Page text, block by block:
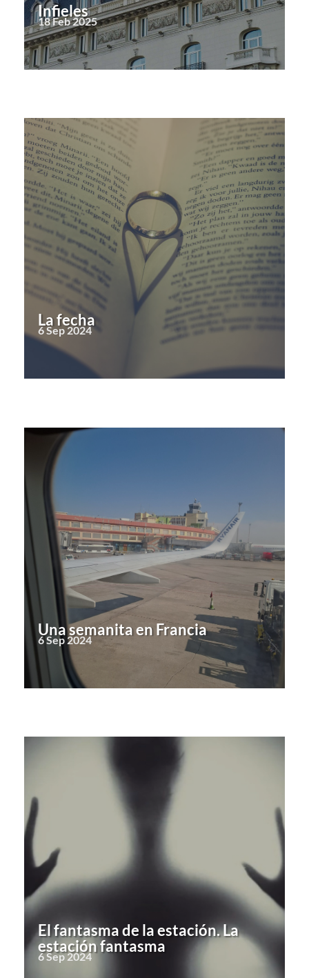
Infieles
18 Feb 2025
La fecha
6 Sep 2024
Una semanita en Francia
6 Sep 2024
El fantasma de la estación. La
estación fantasma
6 Sep 2024